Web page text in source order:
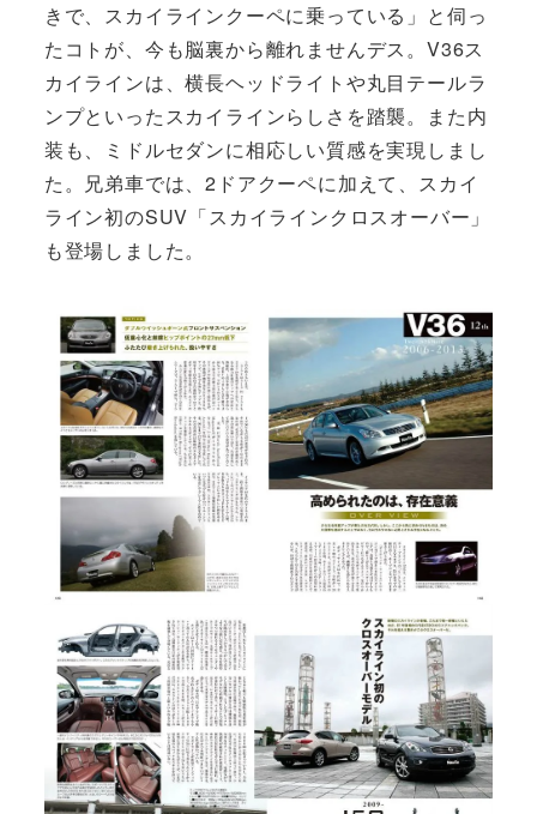
きで、スカイラインクーペに乗っている」と伺っ
たコトが、今も脳裏から離れませんデス。V36ス
カイラインは、横長ヘッドライトや丸目テールラ
ンプといったスカイラインらしさを踏襲。また内
装も、ミドルセダンに相応しい質感を実現しまし
た。兄弟車では、2ドアクーペに加えて、スカイ
ライン初のSUV「スカイラインクロスオーバー」
も登場しました。